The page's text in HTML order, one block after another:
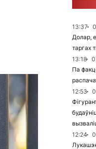
13:37
Долар,
таргах
13:18
Па
12:53
12:24